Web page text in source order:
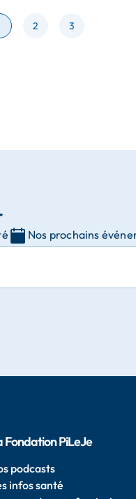
page
2 page
3
Nos prochains
Fondation PiLeJe
podcasts
infos santé